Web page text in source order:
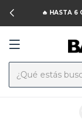
🔥 HASTA 6